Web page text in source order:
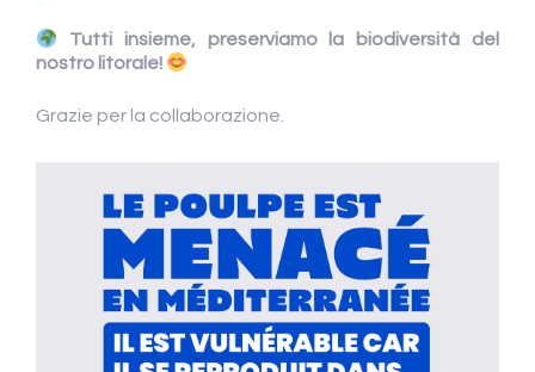
Tutti insieme, preserviamo la biodiversità del
nostro litorale!
Grazie per la collaborazione.